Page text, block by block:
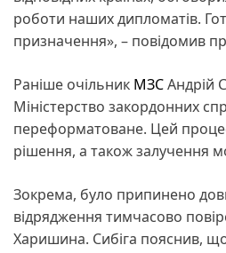
роботи наших дипломатів.
призначення», – повідомив
Раніше очільник МЗСАндрій
Міністерство закордонних
переформатоване. Цей
рішення, а також залучення
Зокрема, було припинено
відрядження тимчасово
Харишина. Сибіга пояснив,